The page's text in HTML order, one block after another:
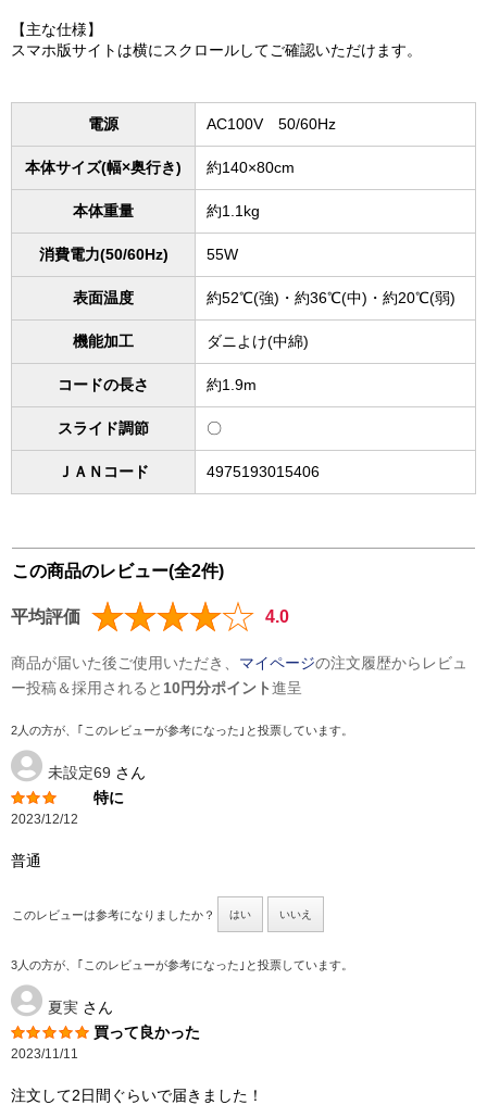
【主な仕様】
スマホ版サイトは横にスクロールしてご確認いただけます。
電源 AC100V 50/60Hz
本体サイズ(幅×奥行き) 約140×80cm
本体重量 約1.1kg
消費電力(50/60Hz) 55W
表面温度 約52℃(強)・約36℃(中)・約20℃(弱)
機能加工 ダニよけ(中綿)
コードの長さ 約1.9m
スライド調節 〇
ＪＡＮコード 4975193015406
この商品のレビュー(全2件)
平均評価 4.0
商品が届いた後ご使用いただき、 マイページの注文履歴からレビュ
ー投稿＆採用されると 10円分ポイント進呈
2人の方が、｢このレビューが参考になった｣と投票しています。
未設定69 さん
特に
2023/12/12
普通
このレビューは参考になりましたか？ はい いいえ
3人の方が、｢このレビューが参考になった｣と投票しています。
夏実 さん
買って良かった
2023/11/11
注文して2日間ぐらいで届きました！